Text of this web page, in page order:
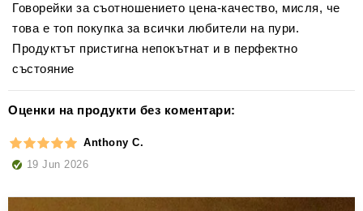
Говорейки за съотношението цена-качество, мисля, че
това е топ покупка за всички любители на пури.
Продуктът пристигна непокътнат и в перфектно
състояние
Оценки на продукти без коментари:
Anthony C.
19 Jun 2026